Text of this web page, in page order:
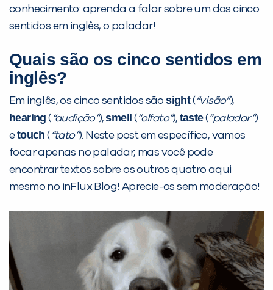
conhecimento: aprenda a falar sobre um dos cinco
sentidos em inglês, o paladar!
Quais são os cinco sentidos em
inglês?
Em inglês, os cinco sentidos sãosight(“visão”),
hearing (“audição”),smell (“olfato”), taste(“paladar”)
etouch (“tato”). Neste post em específico, vamos
focar apenas no paladar, mas você pode
encontrar textos sobre os outros quatro aqui
mesmo no inFlux Blog! Aprecie-os sem moderação!